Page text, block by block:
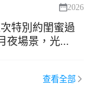
2026
特別約閨蜜過
夜場景，光...
查看全部